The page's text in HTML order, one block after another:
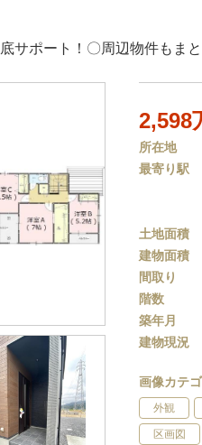
サポート！〇周辺物件もま
2,598
所在地
最寄り駅
土地面積
建物面積
間取り
階数
築年月
建物現況
画像カテ
外観
区画図